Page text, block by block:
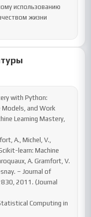
использованию
жизни
Models, and Work
Learning Mastery,
learn: Machine
A. Gramfort, V.
– Journal of
2011. (Journal